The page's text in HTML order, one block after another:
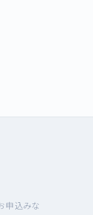
申込みな